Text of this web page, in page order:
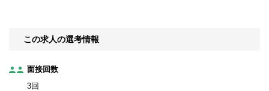
この求人の選考情報
面接回数
3回